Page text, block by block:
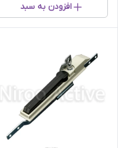
افزودن به سبد